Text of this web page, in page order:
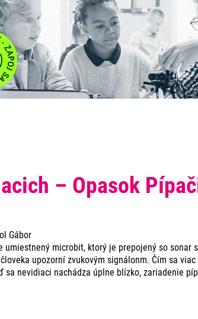
– Opasok
Gábor
microbit, ktorý je prepojený so sonar
upozorní zvukovým signálonm. Čím sa
nevidiaci nachádza úplne blízko, zariadenie